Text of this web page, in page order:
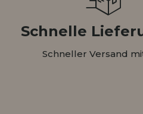
Schnelle
Schneller Versand